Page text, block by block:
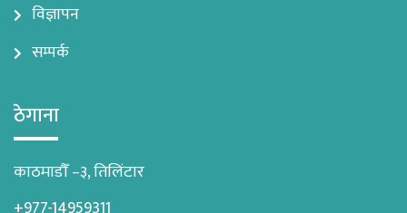
विज्ञापन
सम्पर्क
ठेगाना
काठमाडौँ –३, तिलिंटार